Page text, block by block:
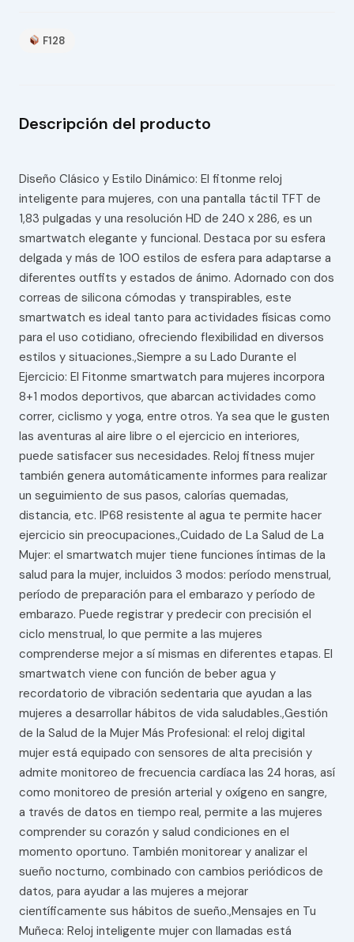
F128
Descripción del producto
Diseño Clásico y Estilo Dinámico: El fitonme reloj
inteligente para mujeres, con una pantalla táctil TFT de
1,83 pulgadas y una resolución HD de 240 x 286, es un
smartwatch elegante y funcional. Destaca por su esfera
delgada y más de 100 estilos de esfera para adaptarse a
diferentes outfits y estados de ánimo. Adornado con dos
correas de silicona cómodas y transpirables, este
smartwatch es ideal tanto para actividades físicas como
para el uso cotidiano, ofreciendo flexibilidad en diversos
estilos y situaciones.,Siempre a su Lado Durante el
Ejercicio: El Fitonme smartwatch para mujeres incorpora
8+1 modos deportivos, que abarcan actividades como
correr, ciclismo y yoga, entre otros. Ya sea que le gusten
las aventuras al aire libre o el ejercicio en interiores,
puede satisfacer sus necesidades. Reloj fitness mujer
también genera automáticamente informes para realizar
un seguimiento de sus pasos, calorías quemadas,
distancia, etc. IP68 resistente al agua te permite hacer
ejercicio sin preocupaciones.,Cuidado de La Salud de La
Mujer: el smartwatch mujer tiene funciones íntimas de la
salud para la mujer, incluidos 3 modos: período menstrual,
período de preparación para el embarazo y período de
embarazo. Puede registrar y predecir con precisión el
ciclo menstrual, lo que permite a las mujeres
comprenderse mejor a sí mismas en diferentes etapas. El
smartwatch viene con función de beber agua y
recordatorio de vibración sedentaria que ayudan a las
mujeres a desarrollar hábitos de vida saludables.,Gestión
de la Salud de la Mujer Más Profesional: el reloj digital
mujer está equipado con sensores de alta precisión y
admite monitoreo de frecuencia cardíaca las 24 horas, así
como monitoreo de presión arterial y oxígeno en sangre,
a través de datos en tiempo real, permite a las mujeres
comprender su corazón y salud condiciones en el
momento oportuno. También monitorear y analizar el
sueño nocturno, combinado con cambios periódicos de
datos, para ayudar a las mujeres a mejorar
científicamente sus hábitos de sueño.,Mensajes en Tu
Muñeca: Reloj inteligente mujer con llamadas está